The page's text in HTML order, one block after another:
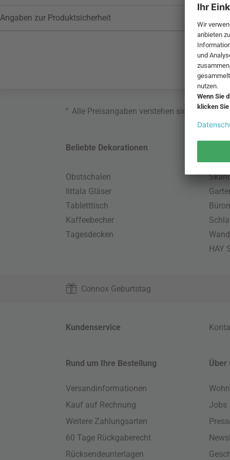
Angaben zur Produktsicherheit
* Alle Preisangaben verstehen sich inklusive
Beliebte Dekorationen
Obstschalen
Iittala Gläser
Tabletttisch
Kaffeebecher
Tagesdecken
HAY
Connox Geburtstag
Kundenservice
Rund um Ihre Bestellung
Versandinformationen
Kauf auf Rechnung
Weitere Zahlungsarten
60 Tage Rückgaberecht
Rücksendeunterlagen
Über
Jobs